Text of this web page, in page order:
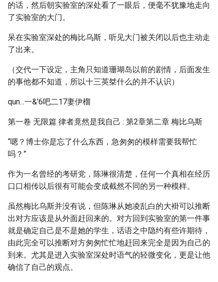
的话，然后朝实验室的深处看了一眼后，便毫不犹豫地走向
了实验室的大门。
呆在实验室深处的梅比乌斯，听见大门被关闭以后也主动走
了出来。
（交代一下设定，主角只知道珊瑚岛以前的剧情，后面发生
的事他都不知道，所以十三英桀什么的并不认识）
qun...一&'6吧二17妻伊榴
第一卷 无限篇 律者竟然是我自己 : 第2章第二章 梅比乌斯
“嗯？博士你是忘了什么东西，急匆匆的模样需要我帮忙
吗？”
作为一名曾经的考研党，陈琳很清楚，任何一个真相在经历
口口相传以后很有可能会变成截然不同的另一种模样。
虽然梅比乌斯并没有说，但陈琳从她凌乱白的大褂可以推断
出对方应该是从外面赶回来的。对方回到实验室的第一件事
就是确定自己是不是她的学生，话语之中隐约有些许期待，
由此完全可以推断对方匆匆忙忙地赶回来完全是因为自己的
到来。尤其是进入实验室深处时语气的轻微变化，更是让他
确信了自己的观点。